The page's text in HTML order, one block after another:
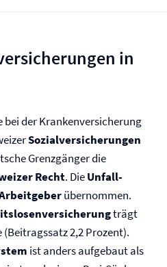
in
der Kranken­versicherung
Sozial­versicherungen
Grenzgänger die
Recht. DieUnfall­
übernommen.
trägt
2,2 Prozent).
ist anders aufgebaut als